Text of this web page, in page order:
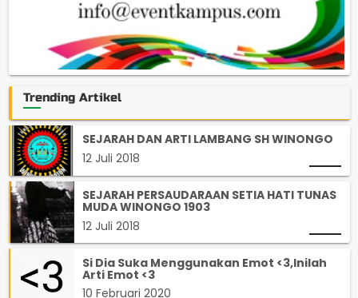
Trending Artikel
SEJARAH DAN ARTI LAMBANG SH WINONGO
12 Juli 2018
SEJARAH PERSAUDARAAN SETIA HATI TUNAS
MUDA WINONGO 1903
12 Juli 2018
Si Dia Suka Menggunakan Emot <3,Inilah
Arti Emot <3
10 Februari 2020